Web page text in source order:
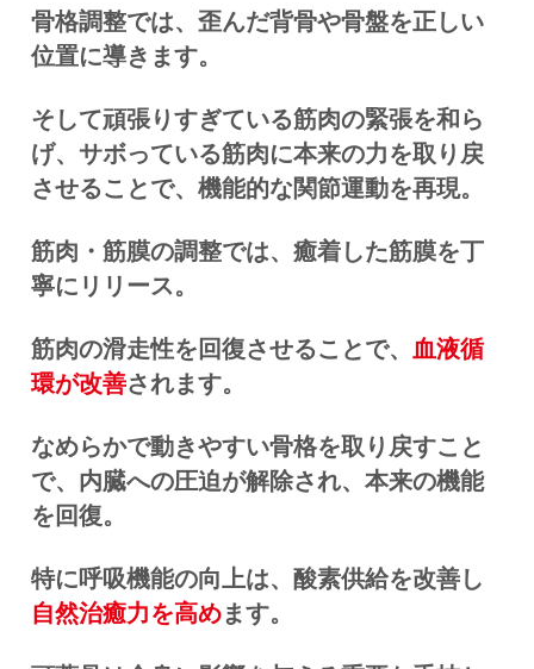
骨格調整では、歪んだ背骨や骨盤を正しい
位置に導きます。
そして頑張りすぎている筋肉の緊張を和ら
げ、サボっている筋肉に本来の力を取り戻
させることで、機能的な関節運動を再現。
筋肉・筋膜の調整では、癒着した筋膜を丁
寧にリリース。
筋肉の滑走性を回復させることで、 血液循
環が改善されます。
なめらかで動きやすい骨格を取り戻すこと
で、内臓への圧迫が解除され、本来の機能
を回復。
特に呼吸機能の向上は、 酸素供給を改善し
自然治癒力を高めます。